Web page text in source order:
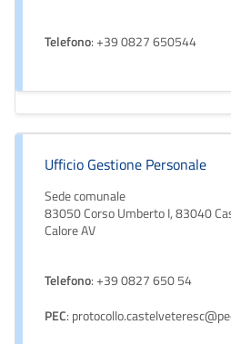
Telefono: +39 0827 650544
Ufficio Gestione Personale
Sede comunale
83050 Corso Umberto I, 83040
Calore AV
Telefono: +39 0827 650 54
PEC: